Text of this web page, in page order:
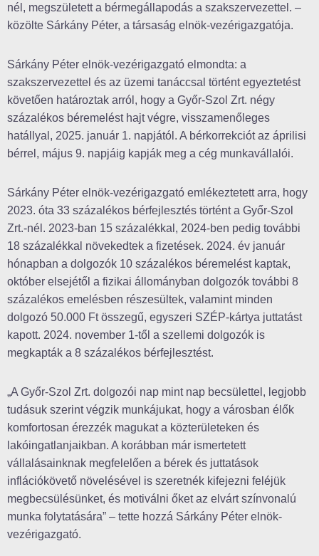
nél, megszületett a bérmegállapodás a szakszervezettel. –
közölte Sárkány Péter, a társaság elnök-vezérigazgatója.
Sárkány Péter elnök-vezérigazgató elmondta: a
szakszervezettel és az üzemi tanáccsal történt egyeztetést
követően határoztak arról, hogy a Győr-Szol Zrt. négy
százalékos béremelést hajt végre, visszamenőleges
hatállyal, 2025. január 1. napjától. A bérkorrekciót az áprilisi
bérrel, május 9. napjáig kapják meg a cég munkavállalói.
Sárkány Péter elnök-vezérigazgató emlékeztetett arra, hogy
2023. óta 33 százalékos bérfejlesztés történt a Győr-Szol
Zrt.-nél. 2023-ban 15 százalékkal, 2024-ben pedig további
18 százalékkal növekedtek a fizetések. 2024. év január
hónapban a dolgozók 10 százalékos béremelést kaptak,
október elsejétől a fizikai állományban dolgozók további 8
százalékos emelésben részesültek, valamint minden
dolgozó 50.000 Ft összegű, egyszeri SZÉP-kártya juttatást
kapott. 2024. november 1-től a szellemi dolgozók is
megkapták a 8 százalékos bérfejlesztést.
„A Győr-Szol Zrt. dolgozói nap mint nap becsülettel, legjobb
tudásuk szerint végzik munkájukat, hogy a városban élők
komfortosan érezzék magukat a közterületeken és
lakóingatlanjaikban. A korábban már ismertetett
vállalásainknak megfelelően a bérek és juttatások
inflációkövető növelésével is szeretnék kifejezni feléjük
megbecsülésünket, és motiválni őket az elvárt színvonalú
munka folytatására” – tette hozzá Sárkány Péter elnök-
vezérigazgató.